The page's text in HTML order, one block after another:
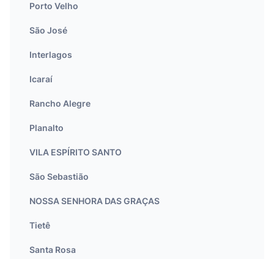
Porto Velho
São José
Interlagos
Icaraí
Rancho Alegre
Planalto
VILA ESPÍRITO SANTO
São Sebastião
NOSSA SENHORA DAS GRAÇAS
Tietê
Santa Rosa